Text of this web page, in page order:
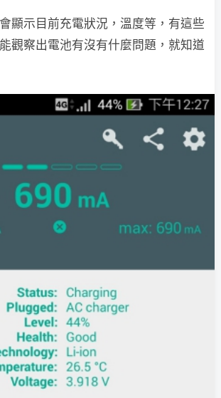
顯示目前充電狀況，溫度等，有這些
觀察出電池有沒有什麼問題，就知道